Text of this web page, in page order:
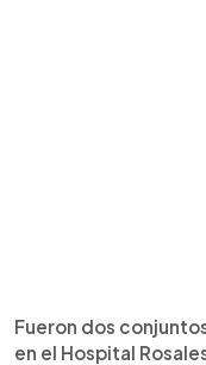
Fueron dos
en el Hospital